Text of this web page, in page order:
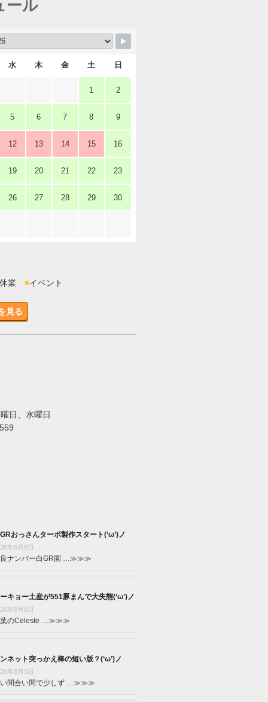
ール
水 木 金 土 日
1 2
5 6 7 8 9
12 13 14 15 16
19 20 21 22 23
26 27 28 29 30
業 ■イベント
見る
日、水曜日
おっさんターボ製作スタート(‘ω’)ノ
年8月6日
ナンバー白GR園 … ≫≫≫
キョー土産が551豚まんで大失態(‘ω’)ノ
年8月5日
のCeleste … ≫≫≫
ネット突っかえ棒の短い版？(‘ω’)ノ
年8月3日
間合い間で少しず … ≫≫≫